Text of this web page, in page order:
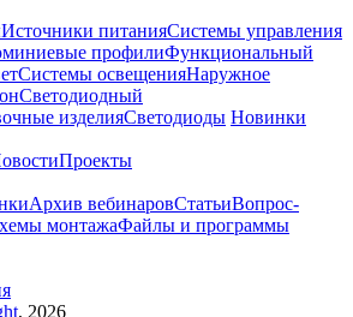
Источники питанияСистемы управления
профилиФункциональный
Системы освещенияНаружное
Светодиодный
изделияСветодиоды Новинки
Проекты
Архив вебинаровСтатьиВопрос-
монтажаФайлы и программы
, 2026